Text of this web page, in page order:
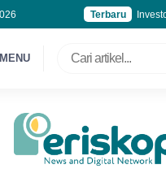
Terbaru
MENU